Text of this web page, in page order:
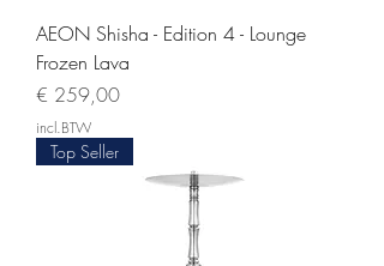
AEON Shisha - Edition 4 - Lounge
Frozen Lava
Prijs
€ 259,00
incl.BTW
Top Seller